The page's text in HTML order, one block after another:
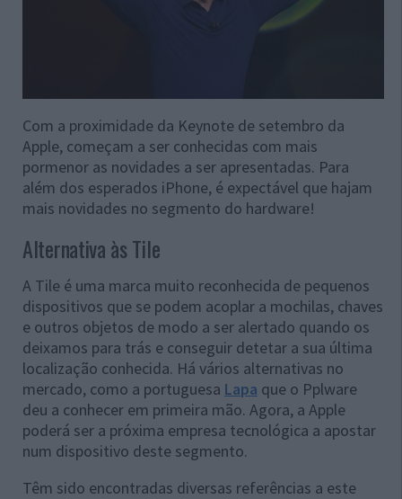
Com a proximidade da Keynote de setembro da
Apple, começam a ser conhecidas com mais
pormenor as novidades a ser apresentadas. Para
além dos esperados iPhone, é expectável que hajam
mais novidades no segmento do hardware!
Alternativa às Tile
A Tile é uma marca muito reconhecida de pequenos
dispositivos que se podem acoplar a mochilas, chaves
e outros objetos de modo a ser alertado quando os
deixamos para trás e conseguir detetar a sua última
localização conhecida. Há vários alternativas no
mercado, como a portuguesa Lapa que o Pplware
deu a conhecer em primeira mão. Agora, a Apple
poderá ser a próxima empresa tecnológica a apostar
num dispositivo deste segmento.
Têm sido encontradas diversas referências a este